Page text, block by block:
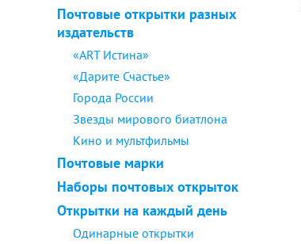
Почтовые открытки разных
издательств
«ART Истина»
«Дарите Счастье»
Города России
Звезды мирового биатлона
Кино и мультфильмы
Почтовые марки
Наборы почтовых открыток
Открытки на каждый день
Одинарные открытки